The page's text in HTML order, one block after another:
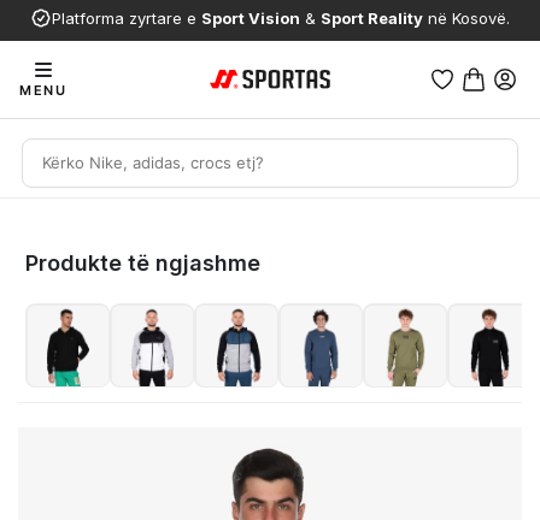
Platforma zyrtare e Sport Vision & Sport Reality në Kosovë.
MENU
Produkte të ngjashme